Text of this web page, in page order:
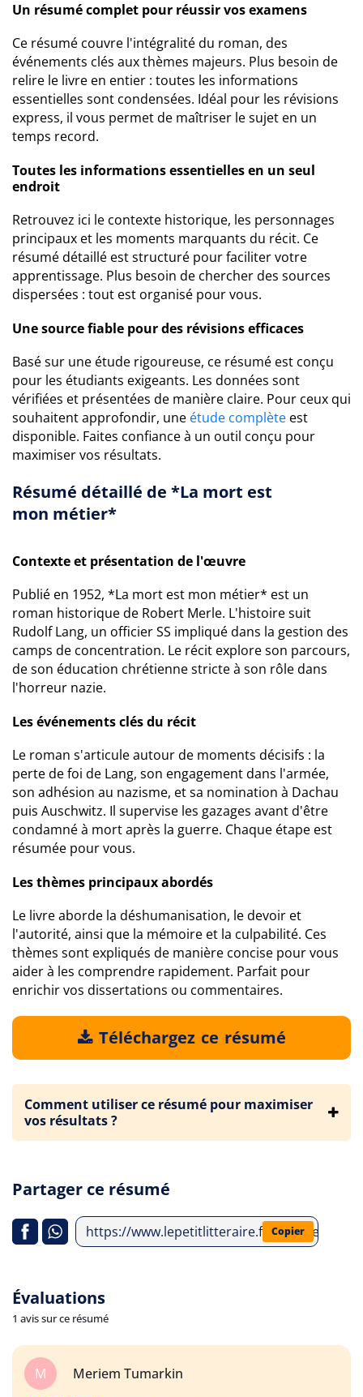
Un résumé complet pour réussir vos examens
Ce résumé couvre l'intégralité du roman, des
événements clés aux thèmes majeurs. Plus besoin de
relire le livre en entier : toutes les informations
essentielles sont condensées. Idéal pour les révisions
express, il vous permet de maîtriser le sujet en un
temps record.
Toutes les informations essentielles en un seul
endroit
Retrouvez ici le contexte historique, les personnages
principaux et les moments marquants du récit. Ce
résumé détaillé est structuré pour faciliter votre
apprentissage. Plus besoin de chercher des sources
dispersées : tout est organisé pour vous.
Une source fiable pour des révisions efficaces
Basé sur une étude rigoureuse, ce résumé est conçu
pour les étudiants exigeants. Les données sont
vérifiées et présentées de manière claire. Pour ceux qui
souhaitent approfondir, une étude complète est
disponible. Faites confiance à un outil conçu pour
maximiser vos résultats.
Résumé détaillé de *La mort est
mon métier*
Contexte et présentation de l'œuvre
Publié en 1952, *La mort est mon métier* est un
roman historique de Robert Merle. L'histoire suit
Rudolf Lang, un officier SS impliqué dans la gestion des
camps de concentration. Le récit explore son parcours,
de son éducation chrétienne stricte à son rôle dans
l'horreur nazie.
Les événements clés du récit
Le roman s'articule autour de moments décisifs : la
perte de foi de Lang, son engagement dans l'armée,
son adhésion au nazisme, et sa nomination à Dachau
puis Auschwitz. Il supervise les gazages avant d'être
condamné à mort après la guerre. Chaque étape est
résumée pour vous.
Les thèmes principaux abordés
Le livre aborde la déshumanisation, le devoir et
l'autorité, ainsi que la mémoire et la culpabilité. Ces
thèmes sont expliqués de manière concise pour vous
aider à les comprendre rapidement. Parfait pour
enrichir vos dissertations ou commentaires.
Téléchargez ce résumé
Comment utiliser ce résumé pour maximiser
vos résultats ?
Partager ce résumé
https://www.lepetitlitteraire.fr/analyses-
Copier
Évaluations
1 avis sur ce résumé
M Meriem Tumarkin